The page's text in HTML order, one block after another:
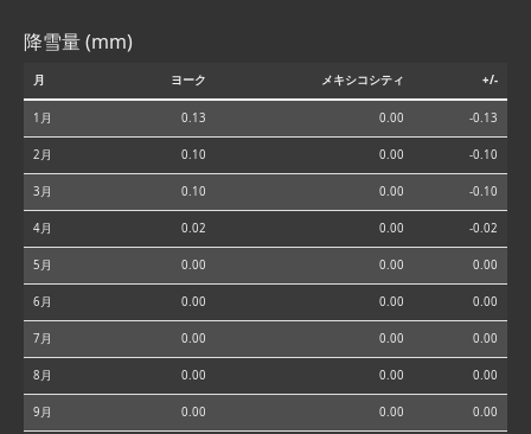
降雪量 (mm)
月 ヨーク メキシコシティ +/-
1月 0.13 0.00 -0.13
2月 0.10 0.00 -0.10
3月 0.10 0.00 -0.10
4月 0.02 0.00 -0.02
5月 0.00 0.00 0.00
6月 0.00 0.00 0.00
7月 0.00 0.00 0.00
8月 0.00 0.00 0.00
9月 0.00 0.00 0.00